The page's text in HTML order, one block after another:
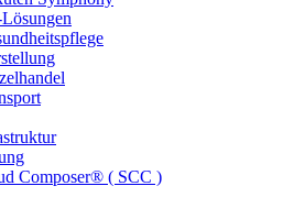
Composer® ( SCC )